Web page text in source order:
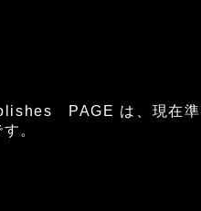
PAGE は、現在準
。